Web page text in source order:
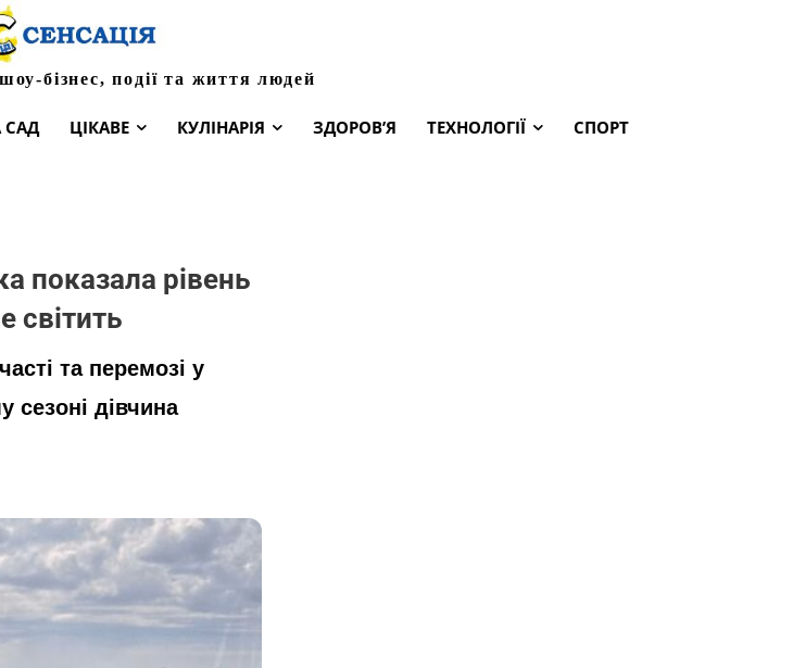
бізнес, події та життя людей
САД ЦІКАВЕ КУЛІНАРІЯ ЗДОРОВ’Я ТЕХНОЛОГІЇ СПОРТ
показала рівень
світить
та перемозі у
дівчина